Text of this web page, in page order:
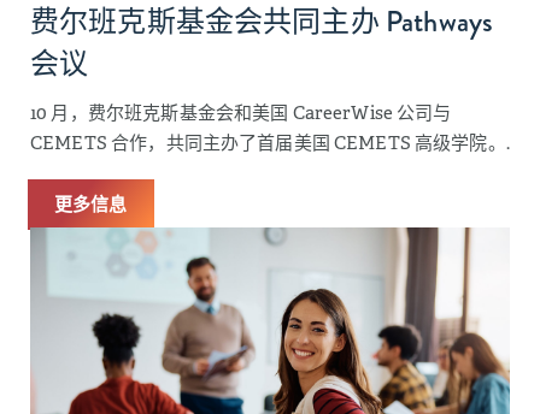
费尔班克斯基金会共同主办 Pathways
会议
10 月，费尔班克斯基金会和美国 CareerWise 公司与
CEMETS 合作，共同主办了首届美国 CEMETS 高级学院。.
更多信息